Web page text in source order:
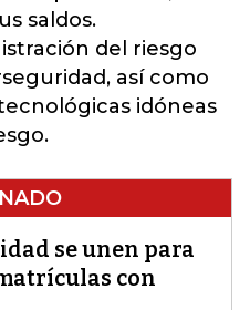
saldos.
del riesgo
así como
idóneas
se unen para
con